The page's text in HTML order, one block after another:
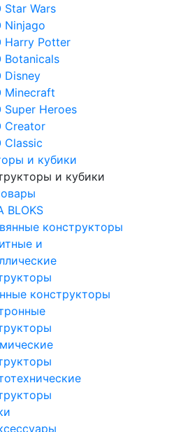
Star Wars
Ninjago
Harry Potter
Botanicals
Disney
Minecraft
Super Heroes
Creator
Classic
и кубики
и кубики
BLOKS
конструкторы
и
конструкторы